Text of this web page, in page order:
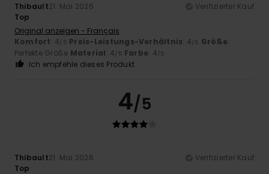
Thibault21. Mai 2026
Verifizierter Kauf
Top
Original anzeigen - Français
Komfort: 4 /5 Preis-Leistungs-Verhältnis: 4 /5 Größe:
Perfekte Größe Material: 4 /5 Farbe: 4 /5
Ich empfehle dieses Produkt
4/5
Thibault21. Mai 2026
Verifizierter Kauf
Top